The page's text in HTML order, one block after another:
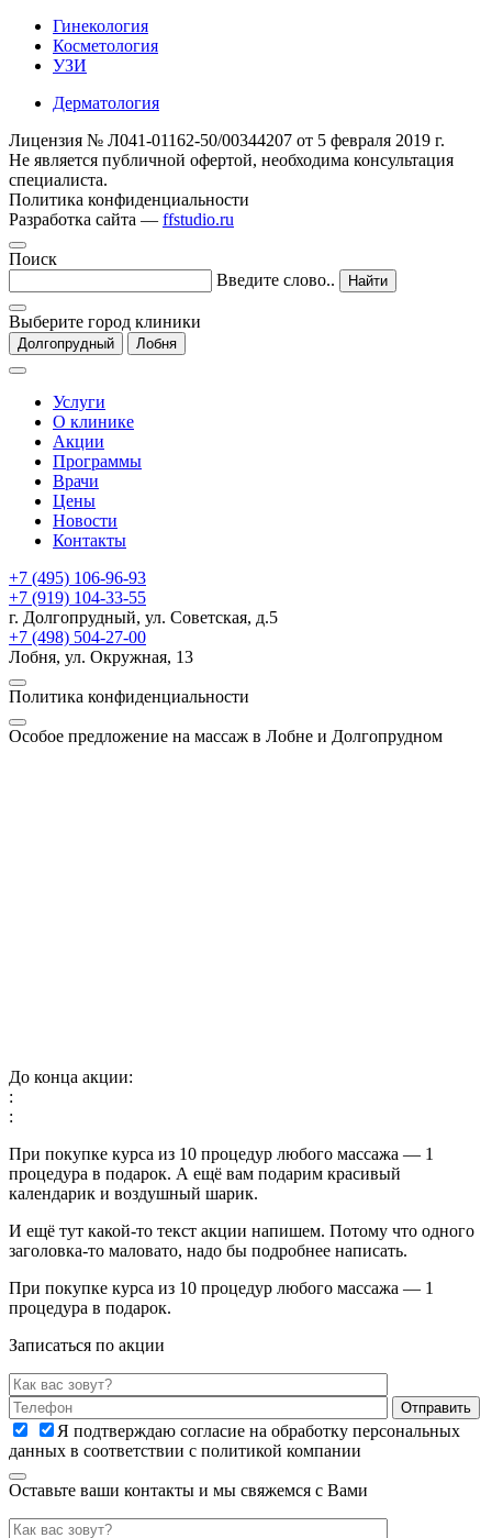
Гинекология
Косметология
УЗИ
Дерматология
Лицензия № Л041-01162-50/00344207 от 5 февраля 2019 г.
Не является публичной офертой, необходима консультация
специалиста.
Политика конфиденциальности
Разработка сайта — ffstudio.ru
Поиск
Введите слово..
Найти
Выберите город клиники
Долгопрудный Лобня
Услуги
О клинике
Акции
Программы
Врачи
Цены
Новости
Контакты
+7 (495) 106-96-93
+7 (919) 104-33-55
г. Долгопрудный, ул. Советская, д.5
+7 (498) 504-27-00
Лобня, ул. Окружная, 13
Политика конфиденциальности
Особое предложение на массаж в Лобне и Долгопрудном
До конца акции:
:
:
При покупке курса из 10 процедур любого массажа — 1
процедура в подарок. А ещё вам подарим красивый
календарик и воздушный шарик.
И ещё тут какой-то текст акции напишем. Потому что одного
заголовка-то маловато, надо бы подробнее написать.
При покупке курса из 10 процедур любого массажа — 1
процедура в подарок.
Записаться по акции
Я подтверждаю согласие на обработку персональных
данных в соответствии с политикой компании
Оставьте ваши контакты и мы свяжемся с Вами